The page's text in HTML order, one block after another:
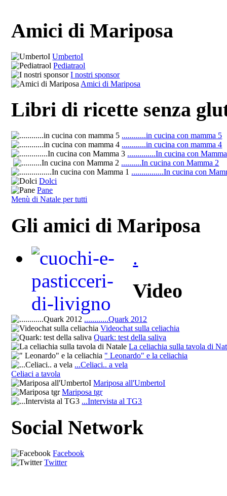
Amici di Mariposa
UmbertoI
Pediatraol
I nostri sponsor
Amici di Mariposa
Libri di ricette senza
............in cucina con mamma 5
............in cucina con mamma 4
..............In cucina con
..........In cucina con Mamma 2
................In cucina con
Dolci
Pane
Menù di Natale per tutti
Gli amici di Mariposa
.
Video
............Quark 2012
Videochat sulla celiachia
Quark: test della saliva
La celiachia sulla tavola di
" Leonardo" e la celiachia
...Celiaci.. a vela
Celiaci a tavola
Mariposa all'UmbertoI
Mariposa tgr
...Intervista al TG3
Social Network
Facebook
Twitter